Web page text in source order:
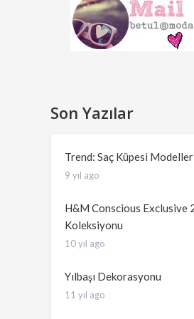
Son Yazılar
Trend: Saç Küpesi
9 yıl ago
H&M Conscious Exclusive
Koleksiyonu
10 yıl ago
Yılbaşı Dekorasyonu
11 yıl ago